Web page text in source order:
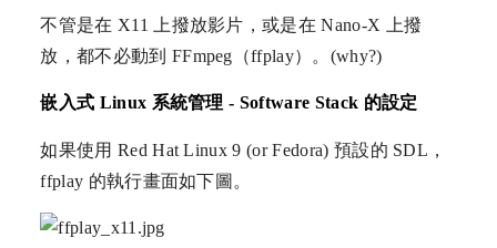
不管是在 X11 上撥放影片，或是在 Nano-X 上撥
放，都不必動到 FFmpeg（ffplay）。(why?)
嵌入式 Linux 系統管理 - Software Stack 的設定
如果使用 Red Hat Linux 9 (or Fedora) 預設的 SDL，
ffplay 的執行畫面如下圖。